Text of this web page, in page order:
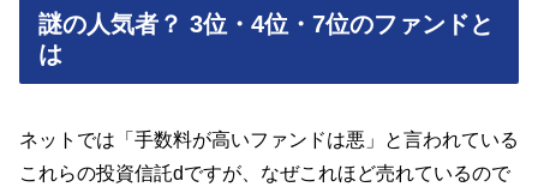
謎の人気者？ 3位・4位・7位のファンドと
は
ネットでは「手数料が高いファンドは悪」と言われている
これらの投資信託dですが、なぜこれほど売れているので